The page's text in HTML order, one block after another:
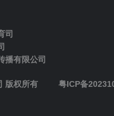
司
播有限公司
版权所有 粤ICP备